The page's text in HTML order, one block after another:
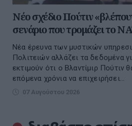
Νέο σχέδιο Πούτιν
σενάριο που τρομάζει το
Νέα έρευνα των μυστικών
Πολιτειών αλλάζει τα δεδομένα
εκτιμούν ότι ο Βλαντίμιρ Πούτιν
επόμενα χρόνια να επιχειρήσει...
07 Αυγούστου 2026